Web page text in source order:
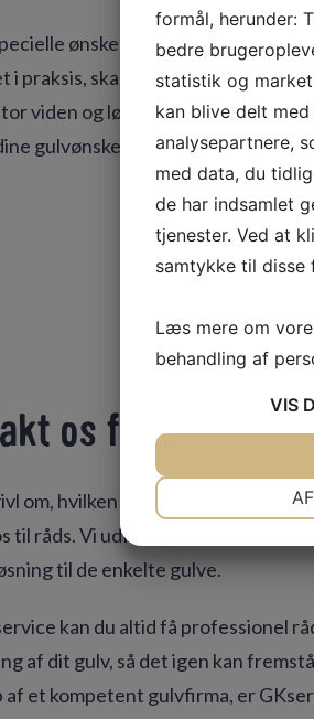
ønsker i forhold til
i praksis, skal du ikke fortvivle.
viden og løst mange
gulvønsker.
Få et
os for et
om, hvilken behandling der er
til råds. Vi udfører dagligt
til de enkelte gulve.
kan du altid få professionel
af dit gulv, så det igen kan
af et kompetent gulvfirma, er
formål, herunder:
bedre
statistik og
kan blive delt
analysepartnere,
med data, du
de har indsamlet
tjenester. Ved at
samtykke til disse
Læs mere om
behandling af
VIS
MARKETING